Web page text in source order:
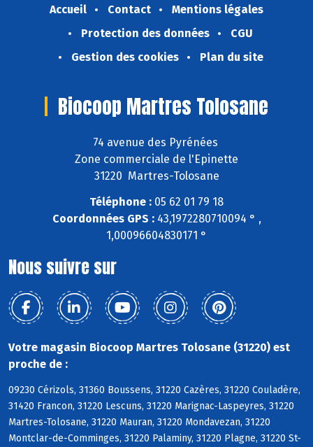
Accueil Contact
Mentions légales
Protection des données
CGU
Gestion des cookies
Plan du site
Biocoop Martres Tolosane
74 avenue des Pyrénées
Zone commerciale de l'Epinette
31220 Martres-Tolosane
Téléphone : 05 62 01 79 18
Coordonnées GPS :43,1972280710094 ° ,
1,00096604830171 °
Nous suivre sur
Votre magasin Biocoop Martres Tolosane (31220) est
proche de :
09230 Cérizols, 31360 Boussens, 31220 Cazères, 31220 Couladère,
31420 Francon, 31220 Lescuns, 31220 Marignac-Laspeyres, 31220
Martres-Tolosane, 31220 Mauran, 31220 Mondavezan, 31220
Montclar-de-Comminges, 31220 Palaminy, 31220 Plagne, 31220 St-